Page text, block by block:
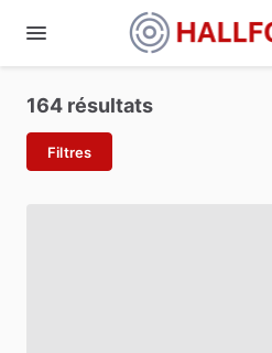
164 résultats
Filtres